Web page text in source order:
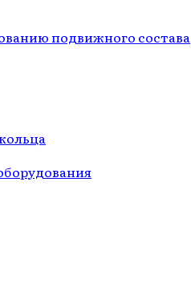
подвижного состава